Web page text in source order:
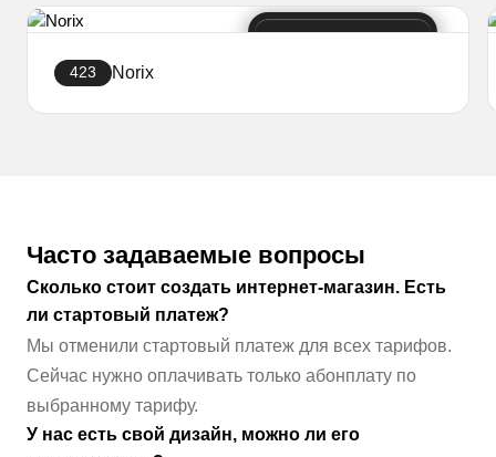
423 Norix
Часто задаваемые вопросы
Сколько стоит создать интернет-магазин. Есть
ли стартовый платеж?
Мы отменили стартовый платеж для всех тарифов.
Сейчас нужно оплачивать только абонплату по
выбранному тарифу.
У нас есть свой дизайн, можно ли его